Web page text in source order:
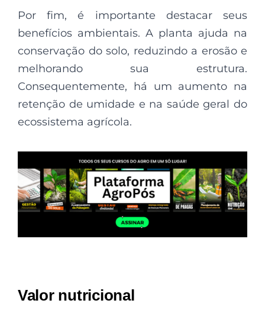
Por fim, é importante destacar seus
benefícios ambientais. A planta ajuda na
conservação do solo, reduzindo a erosão e
melhorando sua estrutura.
Consequentemente, há um aumento na
retenção de umidade e na saúde geral do
ecossistema agrícola.
Valor nutricional